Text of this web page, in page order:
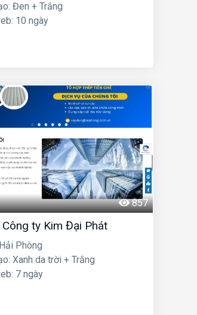
Đen + Trắng
10 ngày
857
ty Kim Đại Phát
Phòng
Xanh da trời + Trắng
7 ngày